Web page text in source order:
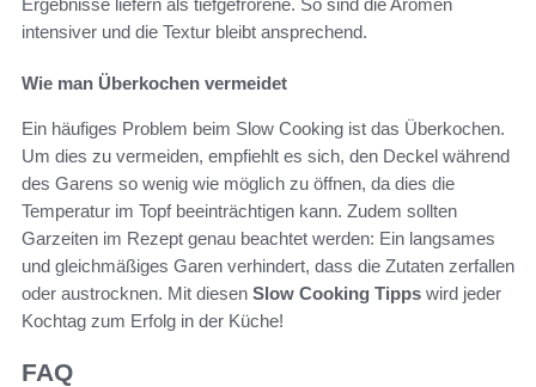
intensiver und die Textur bleibt ansprechend.
Wie man Überkochen vermeidet
Ein häufiges Problem beim Slow Cooking ist das Überkochen.
Um dies zu vermeiden, empfiehlt es sich, den Deckel während
des Garens so wenig wie möglich zu öffnen, da dies die
Temperatur im Topf beeinträchtigen kann. Zudem sollten
Garzeiten im Rezept genau beachtet werden: Ein langsames
und gleichmäßiges Garen verhindert, dass die Zutaten zerfallen
oder austrocknen. Mit diesen Slow Cooking Tipps wird jeder
Kochtag zum Erfolg in der Küche!
FAQ